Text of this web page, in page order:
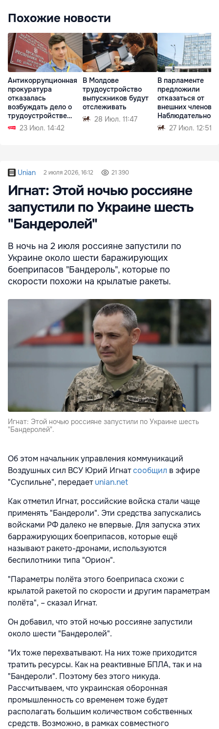
Похожие новости
Антикоррупционная
прокуратура
отказалась
возбуждать дело о
трудоустройстве
Згери23 Июл. 14:42
В Молдове
трудоустройство
выпускников будут
отслеживать
28 Июл. 11:47
В парламенте
предложили
отказаться от
внешних членов
Наблюдательного
совета НБМ
27 Июл. 12:51
Unian 2 июля 2026, 16:12 21 390
Игнат: Этой ночью россияне
запустили по Украине шесть
"Бандеролей"
В ночь на 2 июля россияне запустили по
Украине около шести баражирующих
боеприпасов "Бандероль", которые по
скорости похожи на крылатые ракеты.
Игнат: Этой ночью россияне запустили по Украине шесть
"Бандеролей".
Об этом начальник управления коммуникаций
Воздушных сил ВСУ Юрий Игнатсообщил в эфире
"Суспильне", передаетunian.net
Как отметил Игнат, российские войска стали чаще
применять "Бандероли". Эти средства запускались
войсками РФ далеко не впервые. Для запуска этих
барражирующих боеприпасов, которые ещё
называют ракето-дронами, используются
беспилотники типа "Орион".
"Параметры полёта этого боеприпаса схожи с
крылатой ракетой по скорости и другим параметрам
полёта", – сказал Игнат.
Он добавил, что этой ночью россияне запустили
около шести "Бандеролей".
"Их тоже перехватывают. На них тоже приходится
тратить ресурсы. Как на реактивные БПЛА, так и на
"Бандероли". Поэтому без этого никуда.
Рассчитываем, что украинская оборонная
промышленность со временем тоже будет
располагать большим количеством собственных
средств. Возможно, в рамках совместного